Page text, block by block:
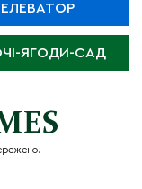
ЕЛЕВАТОР
ЯГОДИ-САД